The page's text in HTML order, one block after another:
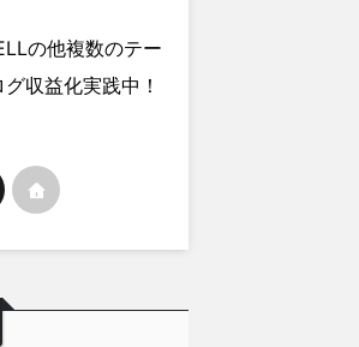
の他複数のテー
収益化実践中！